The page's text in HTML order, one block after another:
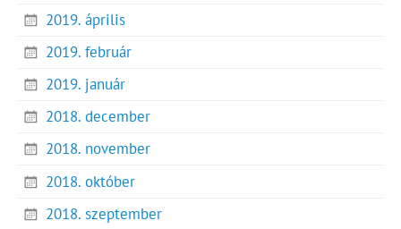
2019. április
2019. február
2019. január
2018. december
2018. november
2018. október
2018. szeptember